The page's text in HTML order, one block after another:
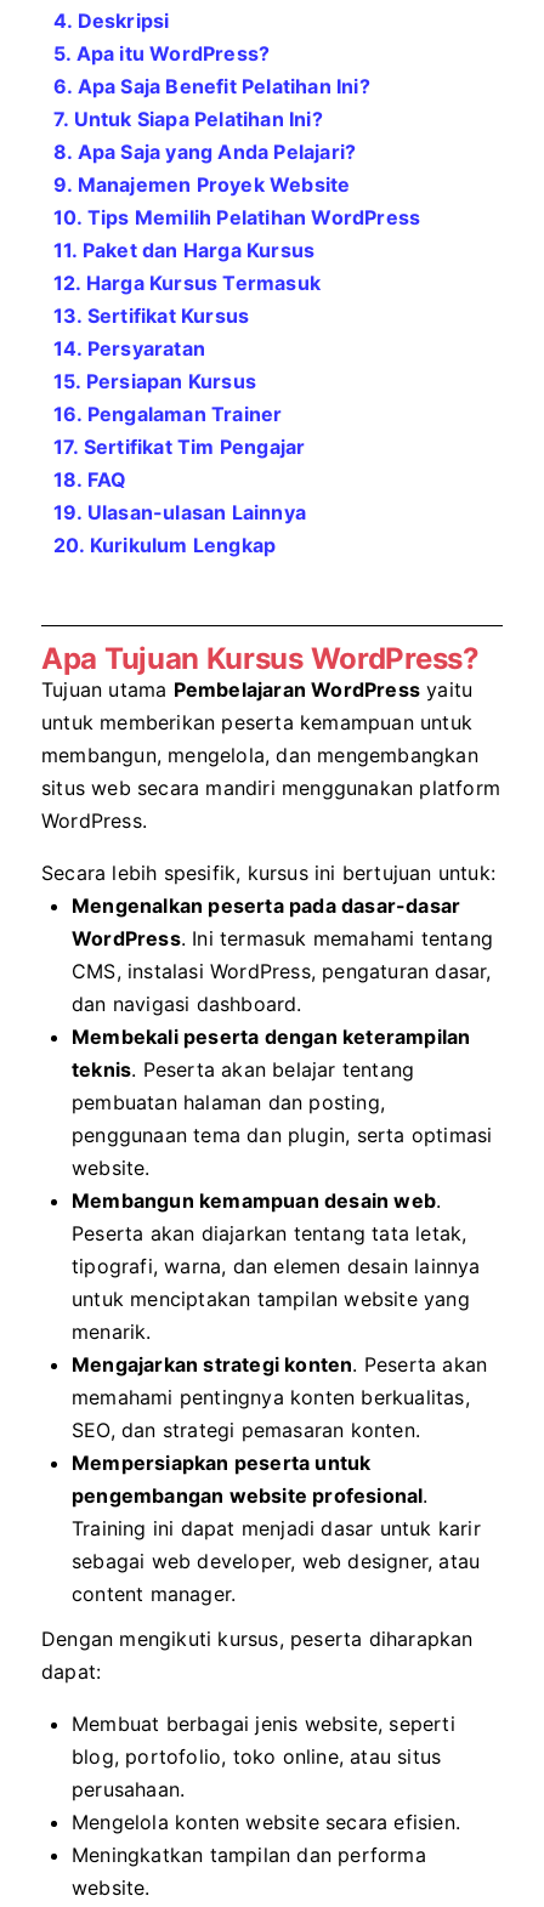
4. Deskripsi
5. Apa itu WordPress?
6. Apa Saja Benefit Pelatihan Ini?
7. Untuk Siapa Pelatihan Ini?
8. Apa Saja yang Anda Pelajari?
9. Manajemen Proyek Website
10. Tips Memilih Pelatihan WordPress
11. Paket dan Harga Kursus
12. Harga Kursus Termasuk
13. Sertifikat Kursus
14. Persyaratan
15. Persiapan Kursus
16. Pengalaman Trainer
17. Sertifikat Tim Pengajar
18. FAQ
19. Ulasan-ulasan Lainnya
20. Kurikulum Lengkap
Apa Tujuan Kursus WordPress?
Tujuan utama Pembelajaran WordPress yaitu
untuk memberikan peserta kemampuan untuk
membangun, mengelola, dan mengembangkan
situs web secara mandiri menggunakan platform
WordPress.
Secara lebih spesifik, kursus ini bertujuan untuk:
Mengenalkan peserta pada dasar-dasar
WordPress. Ini termasuk memahami tentang
CMS, instalasi WordPress, pengaturan dasar,
dan navigasi dashboard.
Membekali peserta dengan keterampilan
teknis. Peserta akan belajar tentang
pembuatan halaman dan posting,
penggunaan tema dan plugin, serta optimasi
website.
Membangun kemampuan desain web.
Peserta akan diajarkan tentang tata letak,
tipografi, warna, dan elemen desain lainnya
untuk menciptakan tampilan website yang
menarik.
Mengajarkan strategi konten. Peserta akan
memahami pentingnya konten berkualitas,
SEO, dan strategi pemasaran konten.
Mempersiapkan peserta untuk
pengembangan website profesional.
Training ini dapat menjadi dasar untuk karir
sebagai web developer, web designer, atau
content manager.
Dengan mengikuti kursus, peserta diharapkan
dapat:
Membuat berbagai jenis website, seperti
blog, portofolio, toko online, atau situs
perusahaan.
Mengelola konten website secara efisien.
Meningkatkan tampilan dan performa
website.